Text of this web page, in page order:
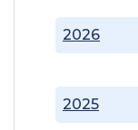
2025
2026